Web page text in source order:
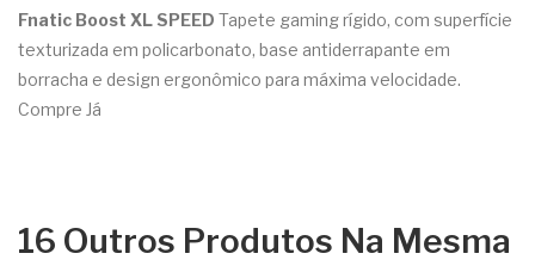
Fnatic Boost XL SPEED Tapete gaming rígido, com superfície
texturizada em policarbonato, base antiderrapante em
borracha e design ergonômico para máxima velocidade.
Compre Já
16 Outros Produtos Na Mesma